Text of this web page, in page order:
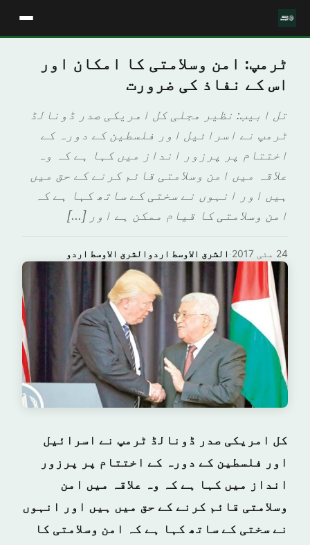
ٹرمپ: امن وسلامتی کا امکان اور
اس کے نفاذ کی ضرورت
تل ابیب: نظیر مجلی کل امریکی صدر ڈونالڈ
ٹرمپ نے اسرائیل اور فلسطین کے دورہ کے
اختتام پر پرزور انداز میں کہا ہے کہ وہ
علاقہ میں امن وسلامتی قائم کرنے کے حق میں
ہیں اور انہوں نے سختی کے ساتھ کہا ہے کہ
امن وسلامتی کا قیام ممکن ہے اور […]
الشرق الاوسط اردوالشرق الاوسط اردو · 24 مئی 2017
کل امریکی صدر ڈونالڈ ٹرمپ نے اسرائیل
اور فلسطین کے دورہ کے اختتام پر پرزور
انداز میں کہا ہے کہ وہ علاقہ میں امن
وسلامتی قائم کرنے کے حق میں ہیں اور انہوں
نے سختی کے ساتھ کہا ہے کہ امن وسلامتی کا